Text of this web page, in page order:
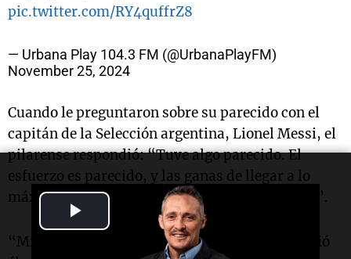
pic.twitter.com/RY4quffrZ8
— Urbana Play 104.3 FM (@UrbanaPlayFM)
November 25, 2024
Cuando le preguntaron sobre su parecido con el
capitán de la Selección argentina, Lionel Messi, el
pilarense respondió: “Tuve algo parecido. El
esfuerzo es parecido, y las ganas de llegar a lo
máximo de nuestro deporte fueron las mismas”.
“Mis ganas de conseguir lo mismo que consiguió